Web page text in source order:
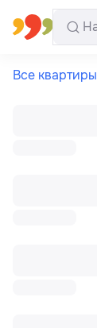
Все регионы
Все квартиры